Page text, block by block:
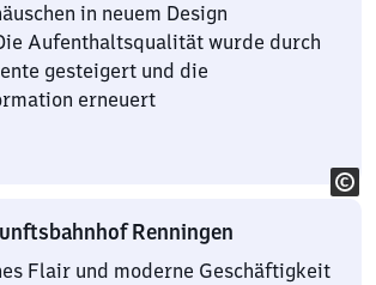
in neuem Design
Aufenthaltsqualität wurde durch
gesteigert und die
erneuert
Renningen
Flair und moderne Geschäftigkeit